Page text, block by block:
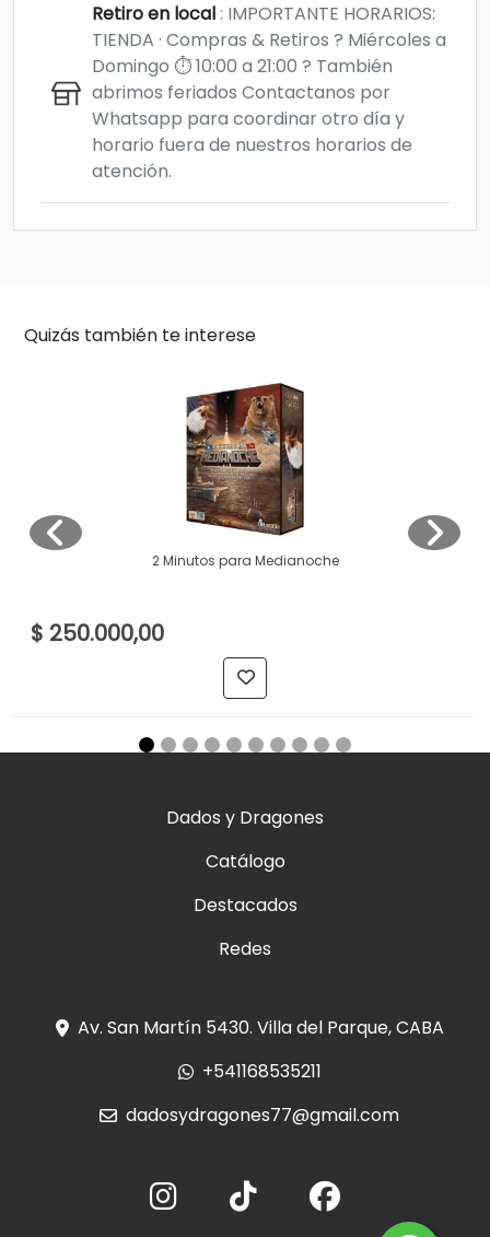
Retiro en local: IMPORTANTE HORARIOS:
TIENDA · Compras & Retiros ? Miércoles a
Domingo ⏱️ 10:00 a 21:00 ?️ También
abrimos feriados Contactanos por
Whatsapp para coordinar otro día y
horario fuera de nuestros horarios de
atención.
Quizás también te interese
2 Minutos para Medianoche
$ 250.000,00
Dados y Dragones
Catálogo
Destacados
Redes
Av. San Martín 5430. Villa del Parque, CABA
+541168535211
dadosydragones77@gmail.com